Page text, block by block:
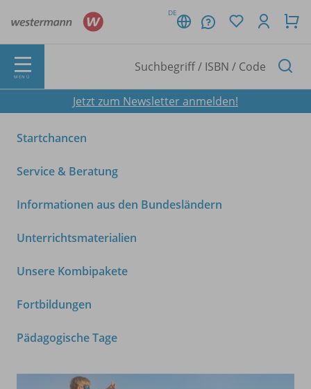
DE
MENÜ
Jetzt zum Newsletter anmelden!
Startchancen
Service & Beratung
Informationen aus den Bundesländern
Unterrichtsmaterialien
Unsere Kombipakete
Fortbildungen
Pädagogische Tage